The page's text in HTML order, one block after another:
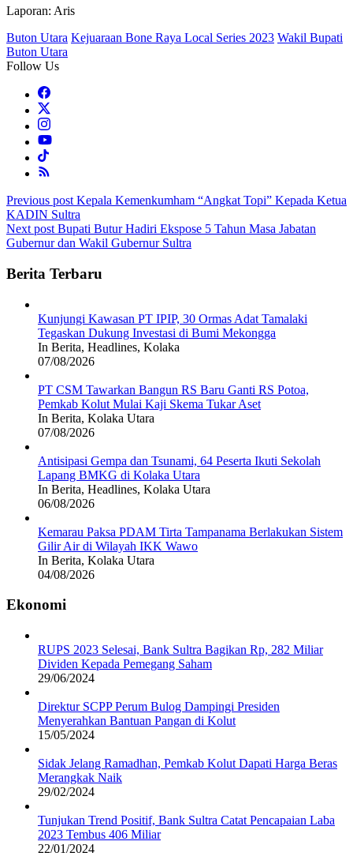
Laporan: Aris
Buton Utara Kejuaraan Bone Raya Local Series 2023 Wakil Bupati
Buton Utara
Follow Us
Post
navigation
Previous post Kepala Kemenkumham “Angkat Topi” Kepada Ketua
KADIN Sultra
Next post Bupati Butur Hadiri Ekspose 5 Tahun Masa Jabatan
Gubernur dan Wakil Gubernur Sultra
Berita Terbaru
Kunjungi Kawasan PT IPIP, 30 Ormas Adat Tamalaki
Tegaskan Dukung Investasi di Bumi Mekongga
In Berita, Headlines, Kolaka
07/08/2026
PT CSM Tawarkan Bangun RS Baru Ganti RS Potoa,
Pemkab Kolut Mulai Kaji Skema Tukar Aset
In Berita, Kolaka Utara
07/08/2026
Antisipasi Gempa dan Tsunami, 64 Peserta Ikuti Sekolah
Lapang BMKG di Kolaka Utara
In Berita, Headlines, Kolaka Utara
06/08/2026
Kemarau Paksa PDAM Tirta Tampanama Berlakukan Sistem
Gilir Air di Wilayah IKK Wawo
In Berita, Kolaka Utara
04/08/2026
Ekonomi
RUPS 2023 Selesai, Bank Sultra Bagikan Rp, 282 Miliar
Dividen Kepada Pemegang Saham
29/06/2024
Direktur SCPP Perum Bulog Dampingi Presiden
Menyerahkan Bantuan Pangan di Kolut
15/05/2024
Sidak Jelang Ramadhan, Pemkab Kolut Dapati Harga Beras
Merangkak Naik
29/02/2024
Tunjukan Trend Positif, Bank Sultra Catat Pencapaian Laba
2023 Tembus 406 Miliar
22/01/2024